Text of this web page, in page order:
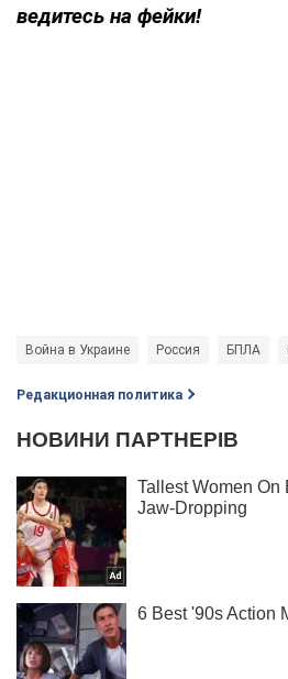
ведитесь на фейки!
Война в Украине Россия БПЛА
Редакционная политика